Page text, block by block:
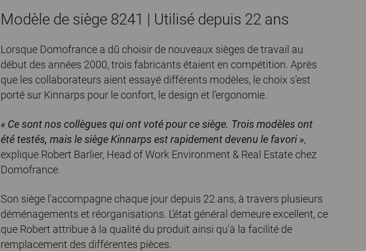
Modèle de siège 8241 | Utilisé depuis 22 ans
Lorsque Domofrance a dû choisir de nouveaux sièges de travail au
début des années 2000, trois fabricants étaient en compétition. Après
que les collaborateurs aient essayé différents modèles, le choix s’est
porté sur Kinnarps pour le confort, le design et l’ergonomie.
« Ce sont nos collègues qui ont voté pour ce siège. Trois modèles ont
été testés, mais le siège Kinnarps est rapidement devenu le favori »,
explique Robert Barlier, Head of Work Environment & Real Estate chez
Domofrance.
Son siège l’accompagne chaque jour depuis 22 ans, à travers plusieurs
déménagements et réorganisations. L'état général demeure excellent, ce
que Robert attribue à la qualité du produit ainsi qu'à la facilité de
remplacement des différentes pièces.